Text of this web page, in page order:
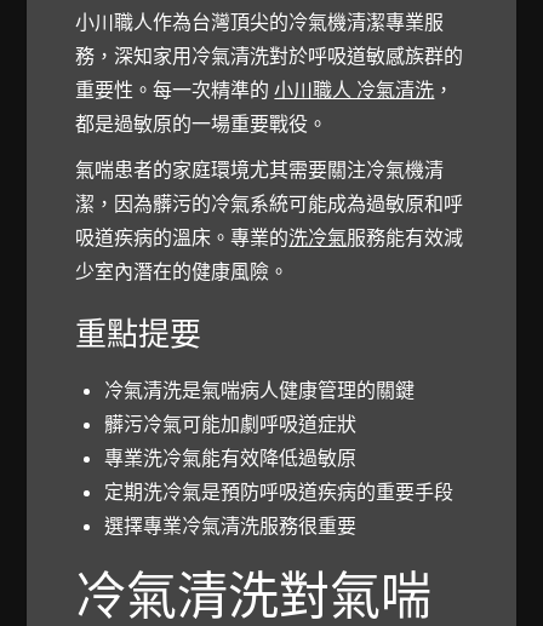
小川職人作為台灣頂尖的冷氣機清潔專業服
務，深知家用冷氣清洗對於呼吸道敏感族群的
重要性。每一次精準的小川職人 冷氣清洗 ，
都是過敏原的一場重要戰役。
氣喘患者的家庭環境尤其需要關注冷氣機清
潔，因為髒污的冷氣系統可能成為過敏原和呼
吸道疾病的溫床。專業的洗冷氣服務能有效減
少室內潛在的健康風險。
重點提要
冷氣清洗是氣喘病人健康管理的關鍵
髒污冷氣可能加劇呼吸道症狀
專業洗冷氣能有效降低過敏原
定期洗冷氣是預防呼吸道疾病的重要手段
選擇專業冷氣清洗服務很重要
冷氣清洗對氣喘